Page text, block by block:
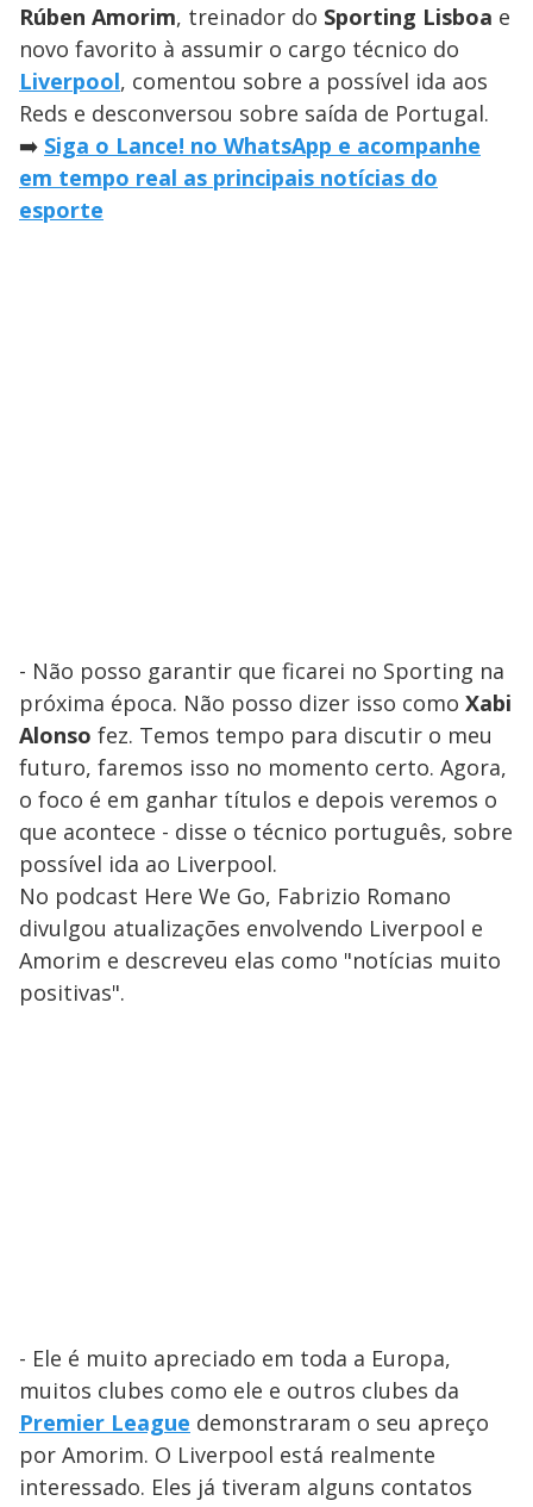
Rúben Amorim, treinador do Sporting Lisboa e
novo favorito à assumir o cargo técnico do
Liverpool, comentou sobre a possível ida aos
Reds e desconversou sobre saída de Portugal.
➡️ Siga o Lance! no WhatsApp e acompanhe
em tempo real as principais notícias do
esporte
- Não posso garantir que ficarei no Sporting na
próxima época. Não posso dizer isso como Xabi
Alonso fez. Temos tempo para discutir o meu
futuro, faremos isso no momento certo. Agora,
o foco é em ganhar títulos e depois veremos o
que acontece - disse o técnico português, sobre
possível ida ao Liverpool.
No podcast Here We Go, Fabrizio Romano
divulgou atualizações envolvendo Liverpool e
Amorim e descreveu elas como "notícias muito
positivas".
- Ele é muito apreciado em toda a Europa,
muitos clubes como ele e outros clubes da
Premier League demonstraram o seu apreço
por Amorim. O Liverpool está realmente
interessado. Eles já tiveram alguns contatos